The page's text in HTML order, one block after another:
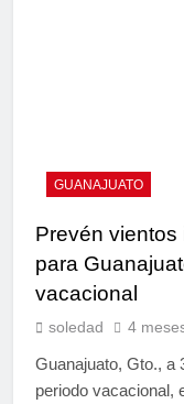
GUANAJUATO
Prevén
para
vacacional
soledad 4
Guanajuato, Gto., a
periodo vacacional,